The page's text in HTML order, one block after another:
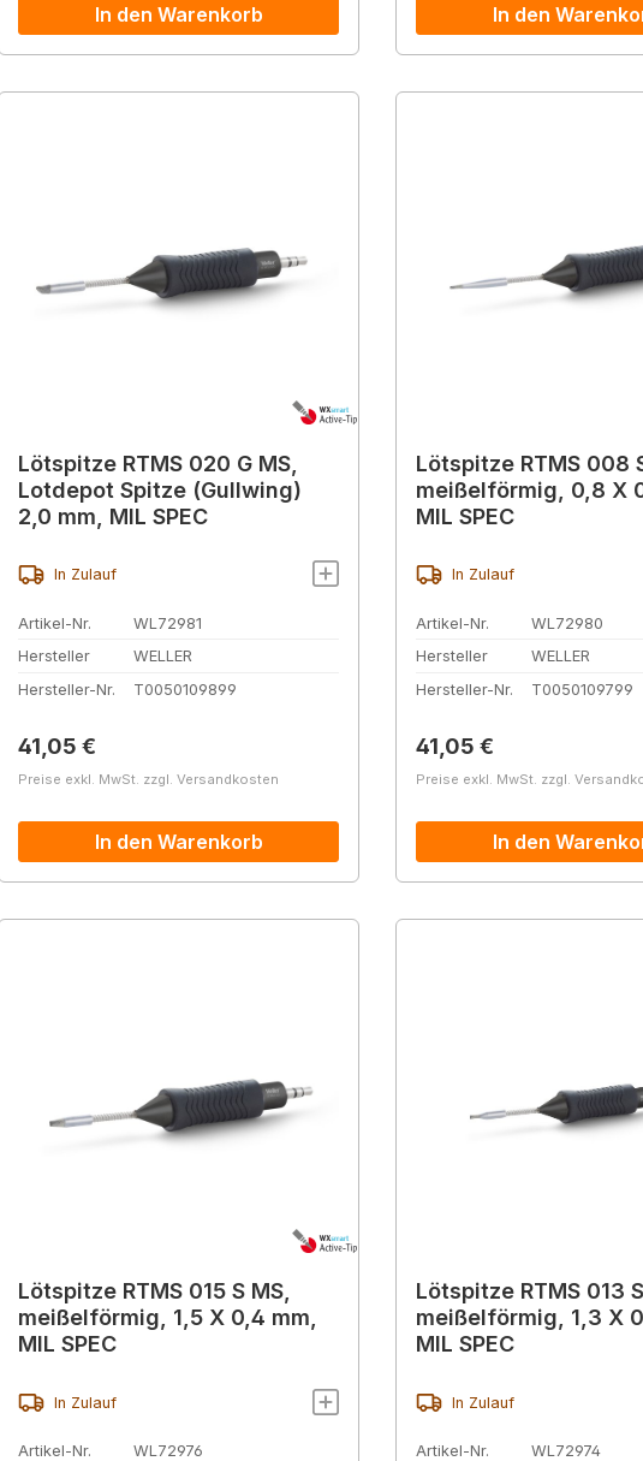
In den Warenkorb In den
Lötspitze RTMS 020 G MS,
Lotdepot Spitze (Gullwing)
2,0 mm, MIL SPEC
In Zulauf
Artikel-Nr.
WL72981
Hersteller
WELLER
Hersteller-Nr.
T0050109899
Regulärer Preis:
41,05 €
Preise exkl. MwSt. zzgl. Versandkosten
In den Warenkorb
Lötspitze RTMS 008
meißelförmig, 0,8 X
MIL SPEC
In Zulauf
Artikel-Nr.
WL72980
Hersteller
WELLER
Hersteller-Nr.
T0050109799
Regulärer Preis:
41,05 €
Preise exkl. MwSt. zzgl.
In den
Lötspitze RTMS 015 S MS,
meißelförmig, 1,5 X 0,4 mm,
MIL SPEC
In Zulauf
Artikel-Nr.
WL72976
Lötspitze RTMS 013 S
meißelförmig, 1,3 X
MIL SPEC
In Zulauf
Artikel-Nr.
WL72974